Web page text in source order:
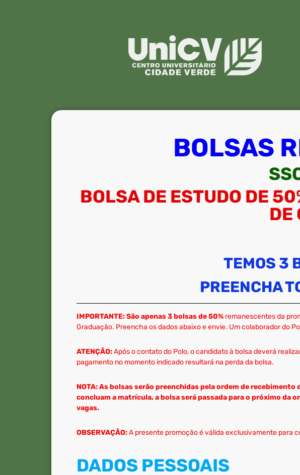
BOLSAS
BOLSA DE ESTUDO DE
DE
TEMOS 3
PREENCHA
IMPORTANTE:São apenas 3 bolsas de 50% remanescentes da
Graduação. Preencha os dados abaixo e envie. Um colaborador do
ATENÇÃO:Após o contato do Polo, o candidato à bolsa deverá
pagamento no momento indicado resultará na perda da bolsa.
NOTA: As bolsas serão preenchidas pela ordem de
concluam a matrícula, a bolsa será passada para o próximo da
vagas.
OBSERVAÇÃO:A presente promoção é válida exclusivamente para
DADOS PESSOAIS